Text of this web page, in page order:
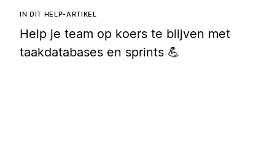
IN DIT HELP-ARTIKEL
Help je team op koers te blijven met
taakdatabases en sprints 💪